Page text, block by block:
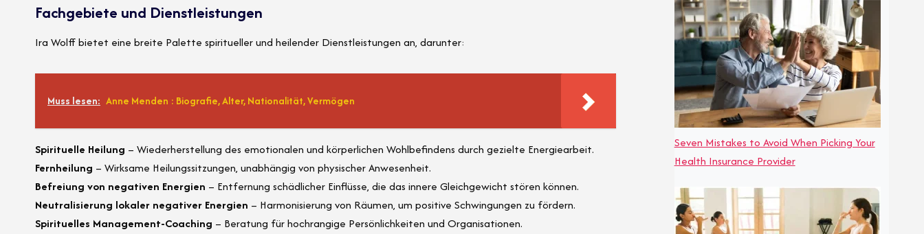
Fachgebiete und Dienstleistungen
Ira Wolff bietet eine breite Palette spiritueller und heilender Dienstleistungen an, darunter:
Muss lesen: Anne Menden : Biografie, Alter, Nationalität, Vermögen
Spirituelle Heilung – Wiederherstellung des emotionalen und körperlichen Wohlbefindens durch gezielte Energiearbeit.
Fernheilung – Wirksame Heilungssitzungen, unabhängig von physischer Anwesenheit.
Befreiung von negativen Energien – Entfernung schädlicher Einflüsse, die das innere Gleichgewicht stören können.
Neutralisierung lokaler negativer Energien – Harmonisierung von Räumen, um positive Schwingungen zu fördern.
Spirituelles Management-Coaching – Beratung für hochrangige Persönlichkeiten und Organisationen.
Seven Mistakes to Avoid When Picking Your
Health Insurance Provider